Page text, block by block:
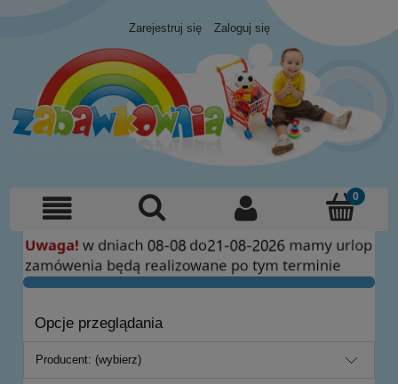
Zarejestruj się Zaloguj się
Opcje przeglądania
Producent: (wybierz)